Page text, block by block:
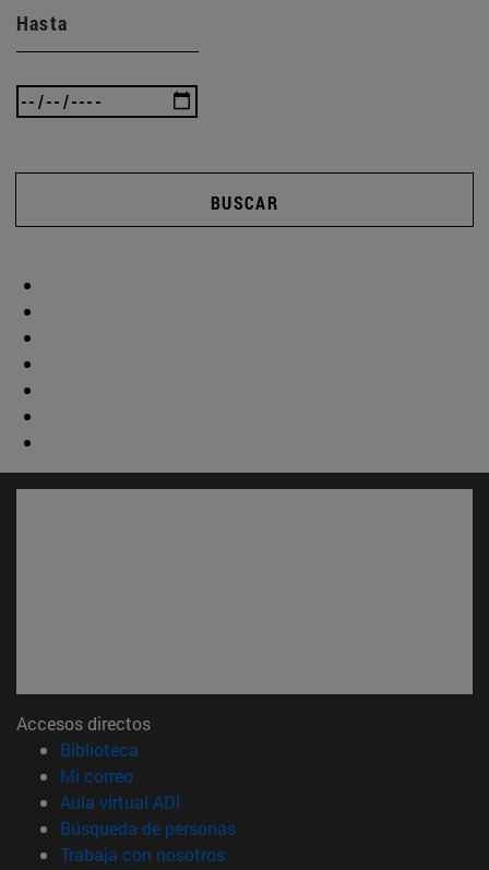
Hasta
BUSCAR
Accesos directos
Biblioteca
Mi correo(abre en nueva ventana)
Aula virtual ADI
Búsqueda de personas(abre en nueva ventana)
Trabaja con nosotros(abre en nueva ventana)